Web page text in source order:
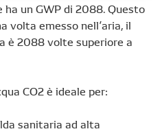
ha un GWP di 2088. Questo
volta emesso nell’aria, il
è 2088 volte superiore a
CO2 è ideale per:
sanitaria ad alta